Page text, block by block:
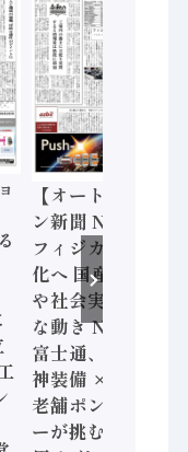
【オートメーショ
ン新聞 No.453】
フィジカルAI本格
化へ 国産AI開発
や社会実装に活発
な動き Noetra、
富士通、日立 / 兵
神装備 × HMS、
老舗ポンプメーカ
ーが挑むデータ活